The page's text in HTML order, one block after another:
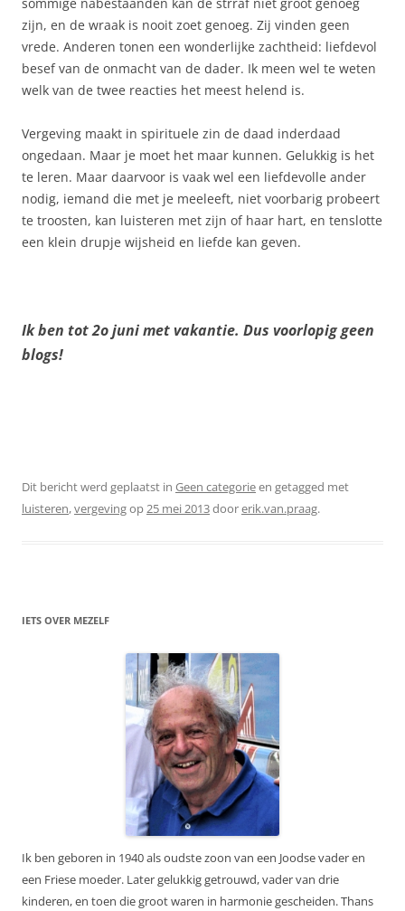
zijn, en de wraak is nooit zoet genoeg. Zij vinden geen
vrede. Anderen tonen een wonderlijke zachtheid: liefdevol
besef van de onmacht van de dader. Ik meen wel te weten
welk van de twee reacties het meest helend is.
Vergeving maakt in spirituele zin de daad inderdaad
ongedaan. Maar je moet het maar kunnen. Gelukkig is het
te leren. Maar daarvoor is vaak wel een liefdevolle ander
nodig, iemand die met je meeleeft, niet voorbarig probeert
te troosten, kan luisteren met zijn of haar hart, en tenslotte
een klein drupje wijsheid en liefde kan geven.
Ik ben tot 2o juni met vakantie. Dus voorlopig geen
blogs!
Dit bericht werd geplaatst in Geen categorieen getagged met
luisteren,vergevingop25 mei 2013doorerik.van.praag.
IETS OVER MEZELF
Ik ben geboren in 1940 als oudste zoon van een Joodse vader en
een Friese moeder. Later gelukkig getrouwd, vader van drie
kinderen, en toen die groot waren in harmonie gescheiden. Thans